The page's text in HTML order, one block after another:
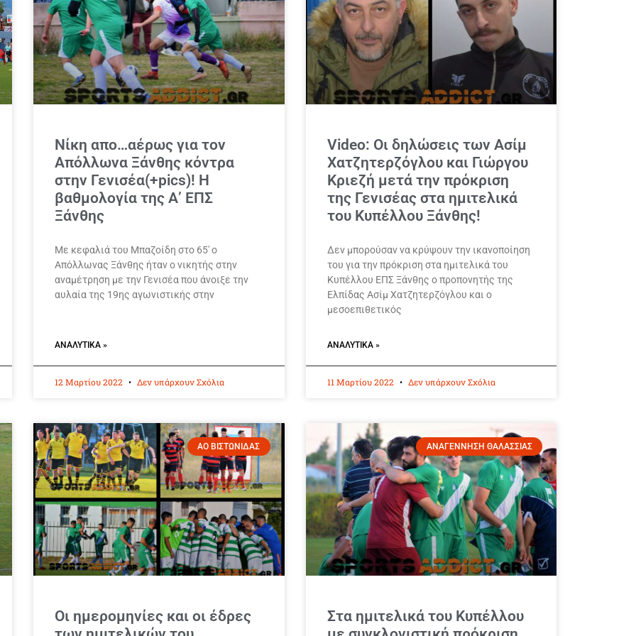
Νίκη απο…αέρως για τον
Απόλλωνα Ξάνθης κόντρα
στην Γενισέα(+pics)! Η
βαθμολογία της Α’ ΕΠΣ
Ξάνθης
Με κεφαλιά του Μπαζοίδη στο 65′ ο
Απόλλωνας Ξάνθης ήταν ο νικητής στην
αναμέτρηση με την Γενισέα που άνοιξε την
αυλαία της 19ης αγωνιστικής στην
ΑΝΑΛΥΤΙΚΆ »
12 Μαρτίου 2022 Δεν υπάρχουν Σχόλια
Video: Οι δηλώσεις των Ασίμ
Χατζητερζόγλου και Γιώργου
Κριεζή μετά την πρόκριση
της Γενισέας στα ημιτελικά
του Κυπέλλου Ξάνθης!
Δεν μπορούσαν να κρύψουν την ικανοποίηση
του για την πρόκριση στα ημιτελικά του
Κυπέλλου ΕΠΣ Ξάνθης ο προπονητής της
Ελπίδας Ασίμ Χατζητερζόγλου και ο
μεσοεπιθετικός
ΑΝΑΛΥΤΙΚΆ »
11 Μαρτίου 2022 Δεν υπάρχουν Σχόλια
ΑΟ ΒΙΣΤΩΝΙΔΑΣ
Οι ημερομηνίες και οι έδρες
ΑΝΑΓΕΝΝΗΣΗ ΘΑΛΑΣΣΙΑΣ
Στα ημιτελικά του Κυπέλλου